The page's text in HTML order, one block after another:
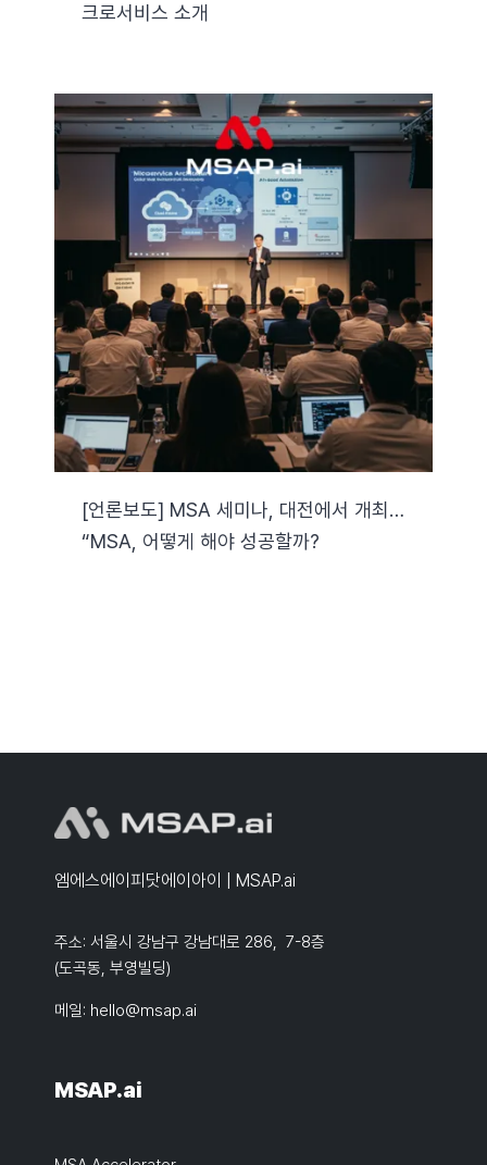
크로서비스 소개
[언론보도] MSA 세미나, 대전에서 개최…
“MSA, 어떻게 해야 성공할까?
엠에스에이피닷에이아이 | MSAP.ai
주소: 서울시 강남구 강남대로 286, 7-8층
(도곡동, 부영빌딩)
메일: hello@msap.ai
MSAP.ai